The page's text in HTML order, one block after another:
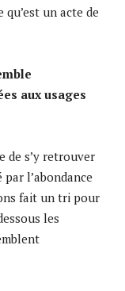
un acte de
aux usages
de s’y retrouver
l’abondance
fait un tri pour
les